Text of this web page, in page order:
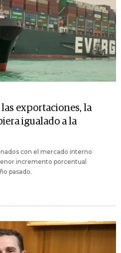
exportaciones, la
igualado a la
con el mercado interno
incremento porcentual
pasado.